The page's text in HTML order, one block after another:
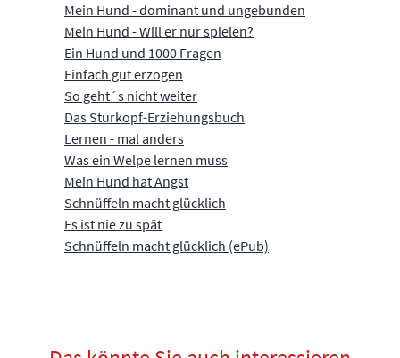
Mein Hund - dominant und ungebunden
Mein Hund - Will er nur spielen?
Ein Hund und 1000 Fragen
Einfach gut erzogen
So geht´s nicht weiter
Das Sturkopf-Erziehungsbuch
Lernen - mal anders
Was ein Welpe lernen muss
Mein Hund hat Angst
Schnüffeln macht glücklich
Es ist nie zu spät
Schnüffeln macht glücklich (ePub)